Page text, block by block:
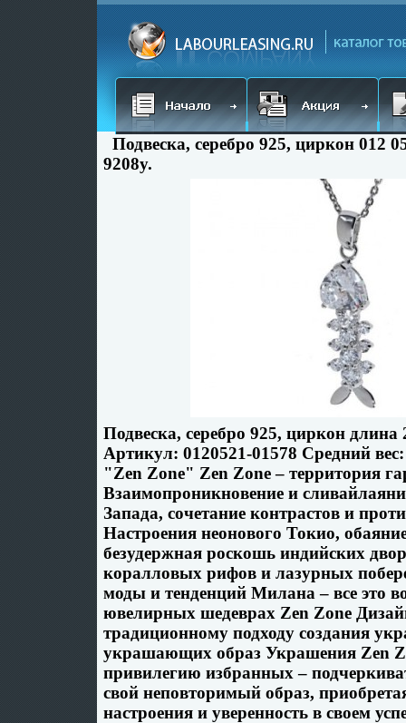
Подвеска, серебро 925, циркон 012
9208y.
Подвеска, серебро 925, циркон
Артикул: 0120521-01578 Средний
"Zen Zone" Zen Zone – территория
Взаимопроникновение и
Запада, сочетание контрастов и
Настроения неонового Токио,
безудержная роскошь индийских
коралловых рифов и лазурных
моды и тенденций Милана – все это
ювелирных шедеврах Zen Zone
традиционному подходу создания
украшающих образ Украшения Zen
привилегию избранных –
свой неповторимый образ,
настроения и уверенность в своем